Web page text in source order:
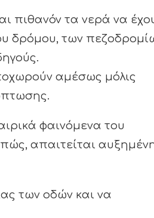
πιθανόν τα νερά να
δρόμου, των
αμέσως μόλις
φαινόμενα του
απαιτείται
των οδών και να